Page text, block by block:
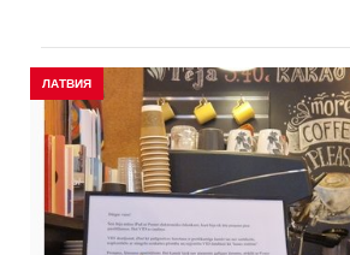
ЛАТВИЯ